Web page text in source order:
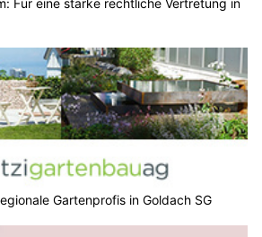
Gartenprofis in Goldach SG